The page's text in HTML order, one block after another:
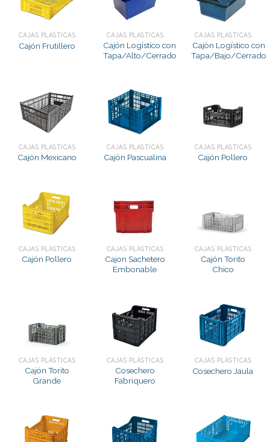
CAJAS PLÁSTICAS
Cajón Frutillero
CAJAS PLÁSTICAS
Cajón Logístico con
Tapa/Alto/Cerrado
CAJAS PLÁSTICAS
Cajón Logístico con
Tapa/Bajo/Cerrado
CAJAS PLÁSTICAS
Cajón Mexicano
CAJAS PLÁSTICAS
Cajón Pascualina
CAJAS PLÁSTICAS
Cajón Pollero
CAJAS PLÁSTICAS
Cajón Pollero
CAJAS PLÁSTICAS
Cajon Sachetero
Embonable
CAJAS PLÁSTICAS
Cajón Torito
Chico
CAJAS PLÁSTICAS
Cajón Torito
Grande
CAJAS PLÁSTICAS
Cosechero
Fabriquero
CAJAS PLÁSTICAS
Cosechero Jaula